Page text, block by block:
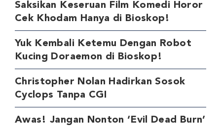
Saksikan Keseruan Film Komedi Horor
Cek Khodam Hanya di Bioskop!
Yuk Kembali Ketemu Dengan Robot
Kucing Doraemon di Bioskop!
Christopher Nolan Hadirkan Sosok
Cyclops Tanpa CGI
Awas! Jangan Nonton ‘Evil Dead Burn’